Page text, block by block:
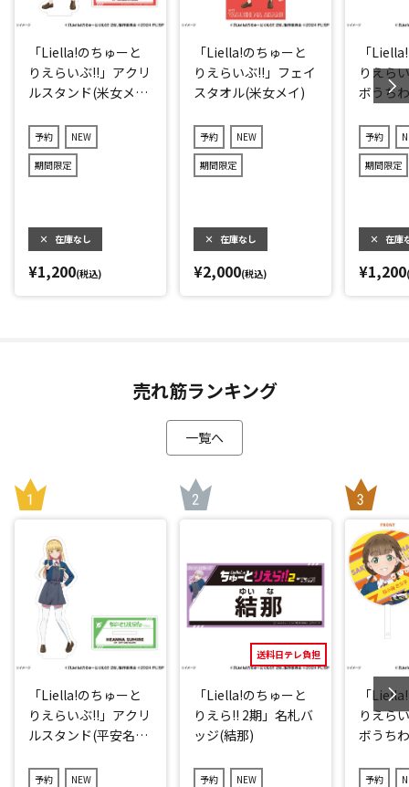
「Liella!のちゅーと
りえらいぶ!!」アクリ
ルスタンド(米女メ
予約 NEW
期間限定
× 在庫なし
¥1,200(税込)
「Liella!のちゅーと
りえらいぶ!!」フェイ
スタオル(米女メイ)
予約 NEW
期間限定
× 在庫なし
¥2,000(税込)
「
りえら
ボうち
予約
期間限定
× 在庫
¥1,200
売れ筋ランキング
一覧へ
「Liella!のちゅーと
りえらいぶ!!」アクリ
ルスタンド(平安名す
予約 NEW
送料日テレ負担
「Liella!のちゅーと
りえら!! 2期」名札バ
ッジ(結那)
予約 NEW
「
りえら
ボうち
予約